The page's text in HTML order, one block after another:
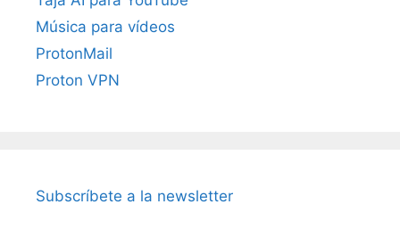
Música para vídeos
ProtonMail
Proton VPN
Subscríbete a la newsletter